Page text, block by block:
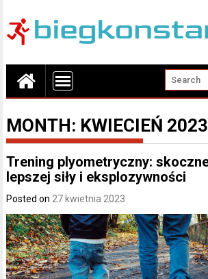
MONTH: KWIECIEŃ 2023
Trening plyometryczny:
lepszej siły i eksplozywności
Posted on 27 kwietnia 2023